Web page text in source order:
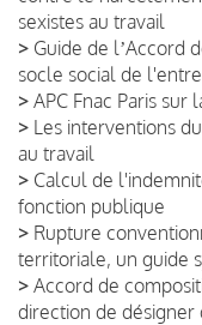
sexistes au travail
> Guide de lʼAccord
socle social de
> APC Fnac Paris sur
> Les interventions
au travail
> Calcul de
fonction publique
> Rupture
territoriale, un guide
> Accord de
direction de désigner